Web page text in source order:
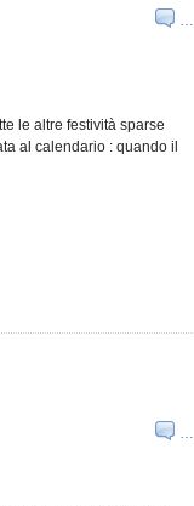
…
le altre festività sparse
al calendario : quando il
…